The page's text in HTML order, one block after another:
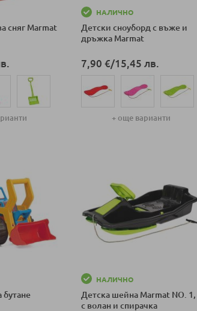
сняг Marmat
НАЛИЧНО
Детски сноуборд с въже и
дръжка Marmat
7,90 €/15,45 лв.
+ още варианти
бутане
НАЛИЧНО
Детска шейна Marmat NO. 1,
с волан и спирачка